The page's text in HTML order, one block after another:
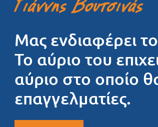
Μας ενδιαφέρει
Το αύριο του
αύριο στο οποίο
επαγγελματίες.